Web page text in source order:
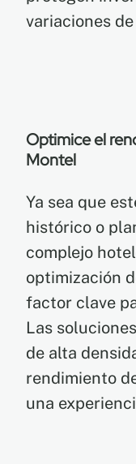
variaciones
Optimice el
Montel
Ya sea que
histórico o
complejo
optimización
factor clave
Las
de alta
rendimiento
una